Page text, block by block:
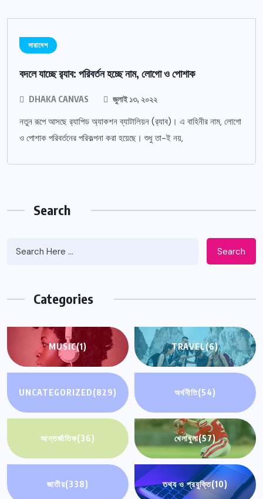
সারাদেশ
বদলে যাচ্ছে র‌্যাব: পরিবর্তন হচ্ছে নাম, লোগো ও পোশাক
DHAKA CANVAS জুলাই ১৩, ২০২২
নতুন রূপে আসছে র‌্যাপিড অ্যাকশন ব্যাটালিয়ন (র‌্যাব)। এ বাহিনীর নাম, লোগো
ও পোশাক পরিবর্তনের পরিকল্পনা করা হয়েছে। শুধু তা-ই নয়,
Search
Search
Categories
MUSIC(1) TRAVEL(6)
UNCATEGORIZED(829) অর্থনীতি(54)
আন্তর্জাতিক(36) খেলাধুলা(57)
জাতীয়(338) তথ্য ও প্রযুক্তি(10)